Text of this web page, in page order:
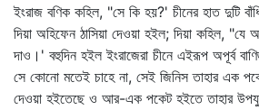
ইংরাজ বণিক কহিল, "সে কি হয়?' চীনের হাত দুটি
দিয়া অহিফেন ঠাসিয়া দেওয়া হইল; দিয়া কহিল, "যে
দাও।' বহুদিন হইল ইংরাজেরা চীনে এইরূপ অপূর্ব
সে কোনো মতেই চাহে না, সেই জিনিস তাহার এক
দেওয়া হইতেছে ও আর-এক পকেট হইতে তাহার